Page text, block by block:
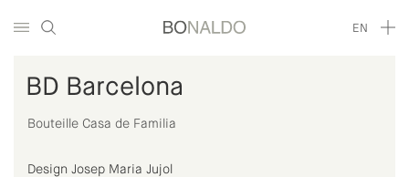
EN
BD Barcelona
Bouteille Casa de Familia
Design Josep Maria Jujol